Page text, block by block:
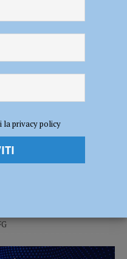
i grandi momenti di sport
immagini e
la privacy policy